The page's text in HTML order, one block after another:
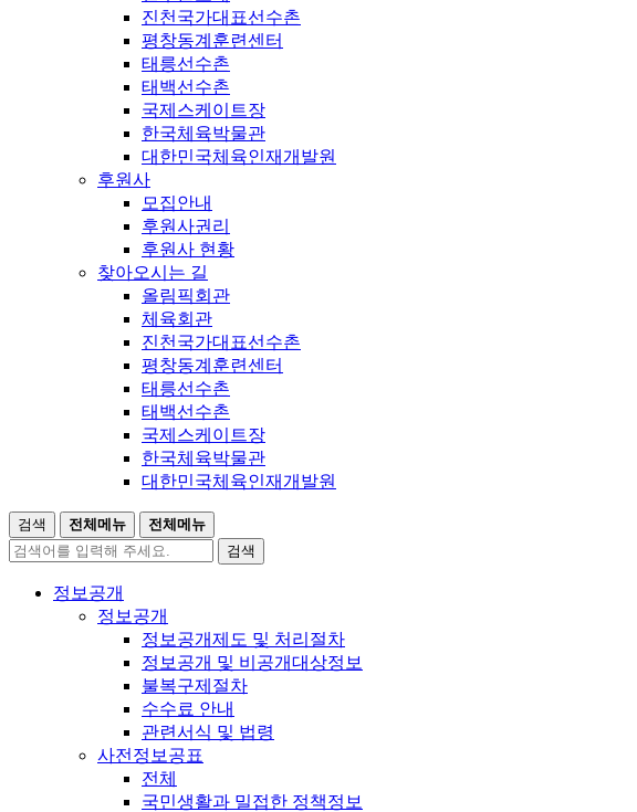
진천국가대표선수촌
평창동계훈련센터
태릉선수촌
태백선수촌
국제스케이트장
한국체육박물관
대한민국체육인재개발원
후원사
모집안내
후원사권리
후원사 현황
찾아오시는 길
올림픽회관
체육회관
진천국가대표선수촌
평창동계훈련센터
태릉선수촌
태백선수촌
국제스케이트장
한국체육박물관
대한민국체육인재개발원
검색 전체메뉴
전체메뉴
검색
정보공개
정보공개
정보공개제도 및 처리절차
정보공개 및 비공개대상정보
불복구제절차
수수료 안내
관련서식 및 법령
사전정보공표
전체
국민생활과 밀접한 정책정보